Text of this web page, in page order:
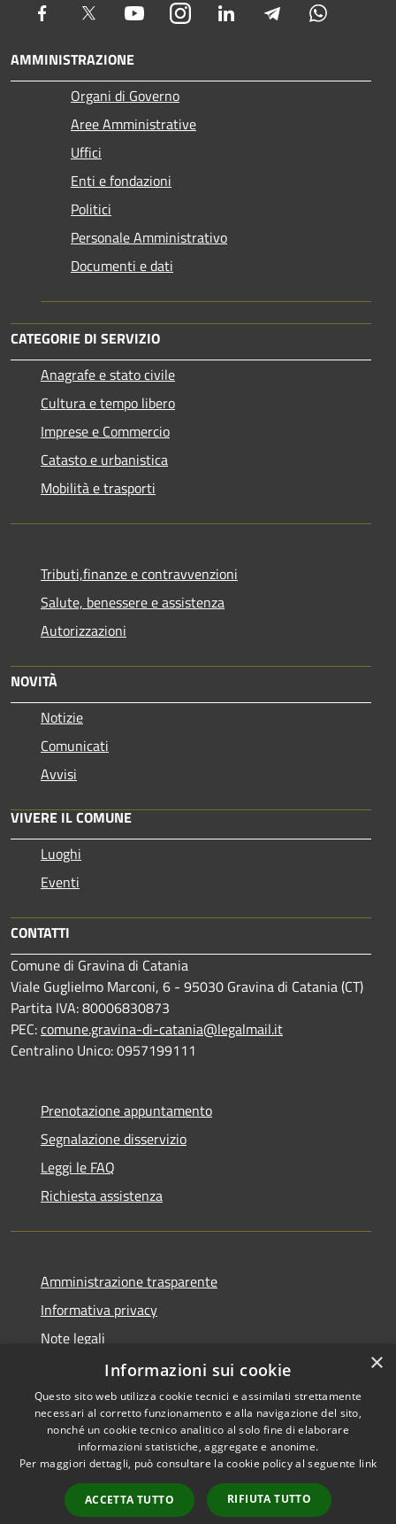
Facebook Twitter YoutubeInstagram LinkedIn Telegram
AMMINISTRAZIONE
Organi di Governo
Aree Amministrative
Uffici
Enti e fondazioni
Politici
Personale Amministrativo
Documenti e dati
CATEGORIE DI SERVIZIO
Anagrafe e stato civile
Cultura e tempo libero
Imprese e Commercio
Catasto e urbanistica
Mobilità e trasporti
Tributi,finanze e contravvenzioni
Salute, benessere e assistenza
Autorizzazioni
NOVITÀ
Notizie
Comunicati
Avvisi
VIVERE IL COMUNE
Luoghi
Eventi
CONTATTI
Comune di Gravina di Catania
Viale Guglielmo Marconi, 6 - 95030 Gravina di Catania (CT)
Partita IVA: 80006830873
PEC:comune.gravina-di-catania@legalmail.it
Centralino Unico: 0957199111
Prenotazione appuntamento
Segnalazione disservizio
Leggi le FAQ
Richiesta assistenza
Amministrazione trasparente
Informativa privacy
Note legali
Dichiarazione di accessibilità
RSS
Accessibilità
Copyright © 2026 • Comune di
byMunicipium
Accesso
×
Informazioni sui cookie
Questo sito web utilizza cookie tecnici e assimilati strettamente
necessari al corretto funzionamento e alla navigazione del sito,
nonché un cookie tecnico analitico al solo fine di elaborare
informazioni statistiche, aggregate e anonime.
Per maggiori dettagli, può consultare la cookie policy al seguente link
ACCETTA TUTTO RIFIUTA TUTTO